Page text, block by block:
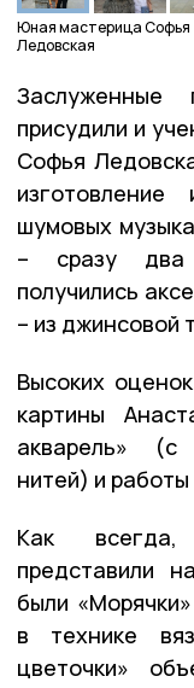
Юная мастерица Софья
Ледовская
Заслуженные
присудили и
Софья
шумовых
– сразу два
получились
– из джинсовой
Высоких
картины
акварель» (с
нитей) и
Как всегда,
представили
были
в технике
цветочки»